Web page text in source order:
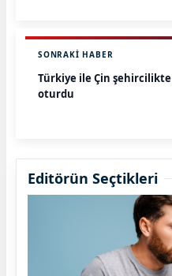
SONRAKI HABER
Türkiye ile Çin
oturdu
Editörün Seçtikleri